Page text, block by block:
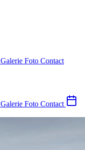
Galerie Foto Contact
Galerie Foto Contact